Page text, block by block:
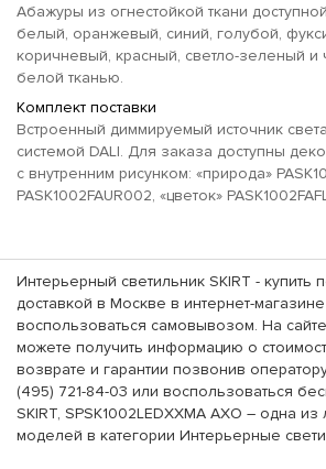
Абажуры из огнестойкой ткани
белый, оранжевый, синий, голубой,
коричневый, красный, светло-зеленый и
белой тканью.
Комплект поставки
Встроенный диммируемый источник
системой DALI. Для заказа доступны
с внутренним рисунком: «природа»
PASK1002FAUR002, «цветок»
Интерьерный светильник SKIRT - купить
доставкой в Москве в интернет-
воспользоваться самовывозом. На
можете получить информацию о
возврате и гарантии позвонив
(495) 721-84-03 или воспользоваться
SKIRT, SPSK1002LEDXXMA AXO – одна
моделей в категории Интерьерные